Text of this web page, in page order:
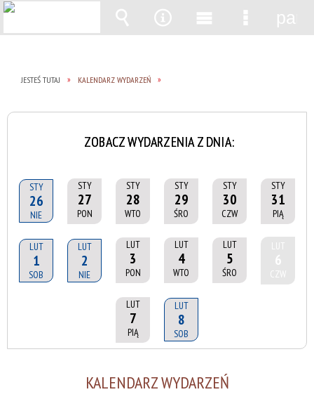
JESTEŚ TUTAJ KALENDARZ WYDARZEŃ
ZOBACZ WYDARZENIA Z DNIA:
STY
26
NIE
STY
27
PON
STY
28
WTO
STY
29
ŚRO
STY
30
CZW
STY
31
PIĄ
LUT
1
SOB
LUT
2
NIE
LUT
3
PON
LUT
4
WTO
LUT
5
ŚRO
LUT
6
CZW
LUT
7
PIĄ
LUT
8
SOB
KALENDARZ WYDARZEŃ
Wyszukiwarka
Narzędzia
MenuMenu